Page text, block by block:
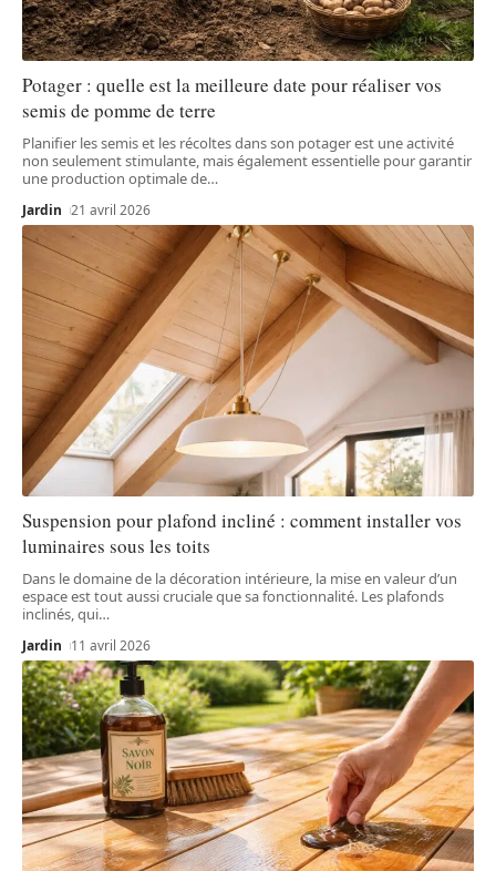
Potager : quelle est la meilleure date pour réaliser vos
semis de pomme de terre
Planifier les semis et les récoltes dans son potager est une activité
non seulement stimulante, mais également essentielle pour garantir
une production optimale de…
Jardin 21 avril 2026
Suspension pour plafond incliné : comment installer vos
luminaires sous les toits
Dans le domaine de la décoration intérieure, la mise en valeur d’un
espace est tout aussi cruciale que sa fonctionnalité. Les plafonds
inclinés, qui…
Jardin 11 avril 2026